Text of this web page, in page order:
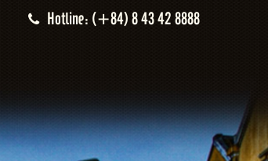
Hotline: (+84) 8 43 42 8888